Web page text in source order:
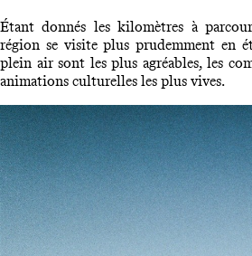
Étant donnés les kilomètres à
région se visite plus prudemment en
plein air sont les plus agréables, les
animations culturelles les plus vives.